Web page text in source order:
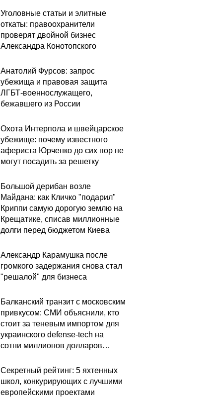
Уголовные статьи и элитные
откаты: правоохранители
проверят двойной бизнес
Александра Конотопского
Анатолий Фурсов: запрос
убежища и правовая защита
ЛГБТ-военнослужащего,
бежавшего из России
Охота Интерпола и швейцарское
убежище: почему известного
афериста Юрченко до сих пор не
могут посадить за решетку
Большой дерибан возле
Майдана: как Кличко "подарил"
Криппи самую дорогую землю на
Крещатике, списав миллионные
долги перед бюджетом Киева
Александр Карамушка после
громкого задержания снова стал
"решалой" для бизнеса
Балканский транзит с московским
привкусом: СМИ объяснили, кто
стоит за теневым импортом для
украинского defense-tech на
сотни миллионов долларов…
Секретный рейтинг: 5 яхтенных
школ, конкурирующих с лучшими
европейскими проектами